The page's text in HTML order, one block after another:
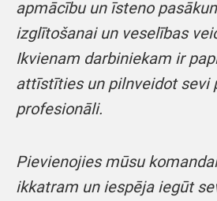
apmācību un īsteno
izglītošanai un veselības
Ikvienam darbiniekam ir
attīstīties un pilnveidot sevi
profesionāli.
Pievienojies mūsu
ikkatram un iespēja iegūt